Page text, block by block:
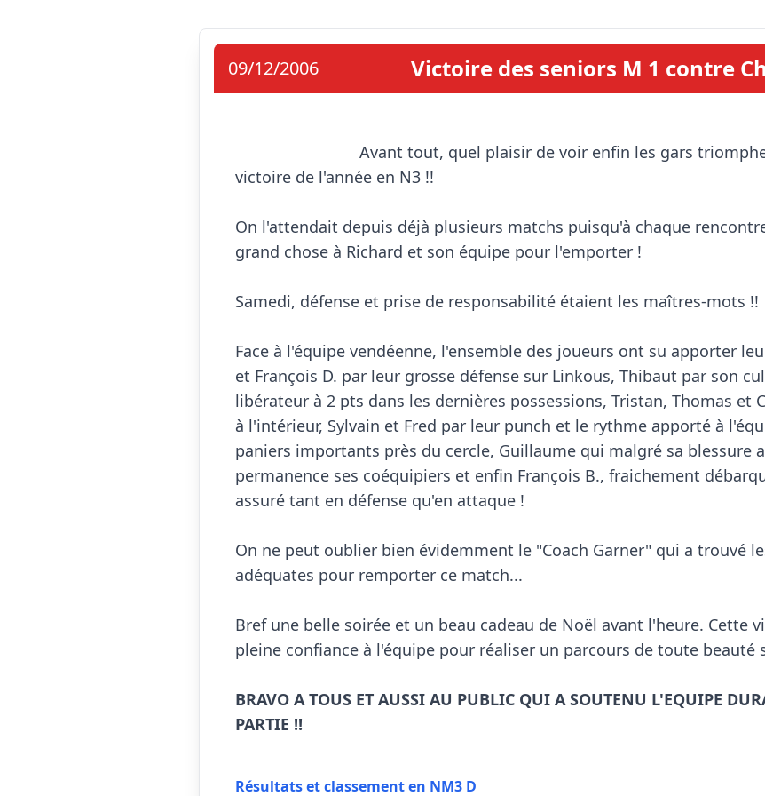
09/12/2006 Victoire des seniors M 1 contre
victoire de l'année en N3 !!
On l'attendait depuis déjà plusieurs matchs puisqu'à chaque
grand chose à Richard et son équipe pour l'emporter !
Samedi, défense et prise de responsabilité étaient les maîtres-mots !!
Face à l'équipe vendéenne, l'ensemble des joueurs ont su apporter
et François D. par leur grosse défense sur Linkous, Thibaut par son
libérateur à 2 pts dans les dernières possessions, Tristan, Thomas et
à l'intérieur, Sylvain et Fred par leur punch et le rythme apporté à
paniers importants près du cercle, Guillaume qui malgré sa blessure
permanence ses coéquipiers et enfin François B., fraichement
assuré tant en défense qu'en attaque !
On ne peut oublier bien évidemment le "Coach Garner" qui a trouvé
adéquates pour remporter ce match...
Bref une belle soirée et un beau cadeau de Noël avant l'heure. Cette
pleine confiance à l'équipe pour réaliser un parcours de toute beauté
BRAVO A TOUS ET AUSSI AU PUBLIC QUI A SOUTENU L'EQUIPE
PARTIE !!
Résultats et classement en NM3 D